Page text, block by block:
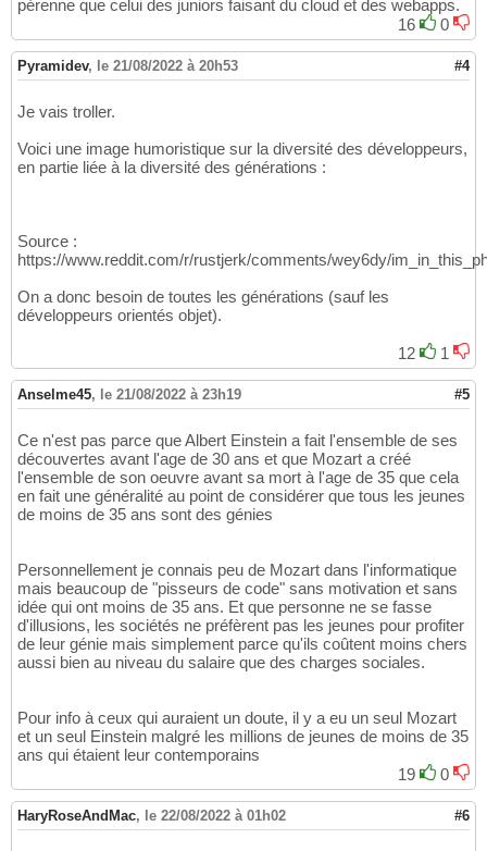
pérenne que celui des juniors faisant du cloud et des webapps.
16
0
Pyramidev, le 21/08/2022 à 20h53 #4
Je vais troller.
Voici une image humoristique sur la diversité des développeurs,
en partie liée à la diversité des générations :
Source :
https://www.reddit.com/r/rustjerk/comments/wey6dy/
On a donc besoin de toutes les générations (sauf les
développeurs orientés objet).
12 1
Anselme45, le 21/08/2022 à 23h19 #5
Ce n'est pas parce que Albert Einstein a fait l'ensemble de ses
découvertes avant l'age de 30 ans et que Mozart a créé
l'ensemble de son oeuvre avant sa mort à l'age de 35 que cela
en fait une généralité au point de considérer que tous les jeunes
de moins de 35 ans sont des génies
Personnellement je connais peu de Mozart dans l'informatique
mais beaucoup de "pisseurs de code" sans motivation et sans
idée qui ont moins de 35 ans. Et que personne ne se fasse
d'illusions, les sociétés ne préfèrent pas les jeunes pour profiter
de leur génie mais simplement parce qu'ils coûtent moins chers
aussi bien au niveau du salaire que des charges sociales.
Pour info à ceux qui auraient un doute, il y a eu un seul Mozart
et un seul Einstein malgré les millions de jeunes de moins de 35
ans qui étaient leur contemporains
19
0
HaryRoseAndMac, le 22/08/2022 à 01h02 #6